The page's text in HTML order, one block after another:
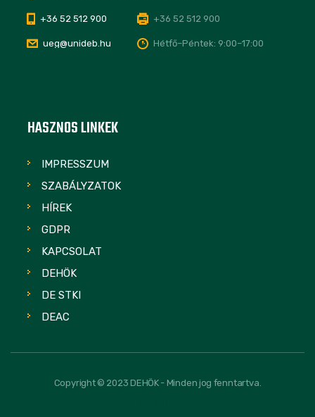
+36 52 512 900 +36 52 512 900
ueg@unideb.hu Hétfő–Péntek: 9:00–17:00
HASZNOS LINKEK
IMPRESSZUM
SZABÁLYZATOK
HÍREK
GDPR
KAPCSOLAT
DEHÖK
DE STKI
DEAC
Copyright © 2023 DEHÖK - Minden jog fenntartva.